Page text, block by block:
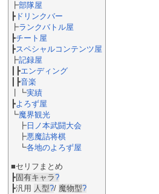
┣部隊屋
┣ ドリンクバー
┣ランクバトル屋
┣チート屋
┣スペシャルコンテンツ屋
┣記録屋
┃┣エンディング
┃┣音楽
┃┗実績
┣よろず屋
┗魔界観光
┣ 日ノ本武闘大会
┣悪魔詰将棋
┗各地のよろず屋
■セリフまとめ
┣固有キャラ?
┣汎用 人型?/ 魔物型?